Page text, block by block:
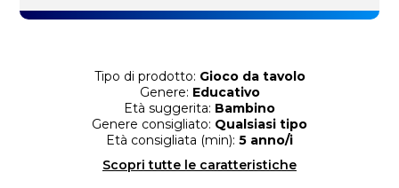
Tipo di prodotto: Gioco da tavolo
Genere: Educativo
Età suggerita: Bambino
Genere consigliato: Qualsiasi tipo
Età consigliata (min): 5 anno/i
Scopri tutte le caratteristiche